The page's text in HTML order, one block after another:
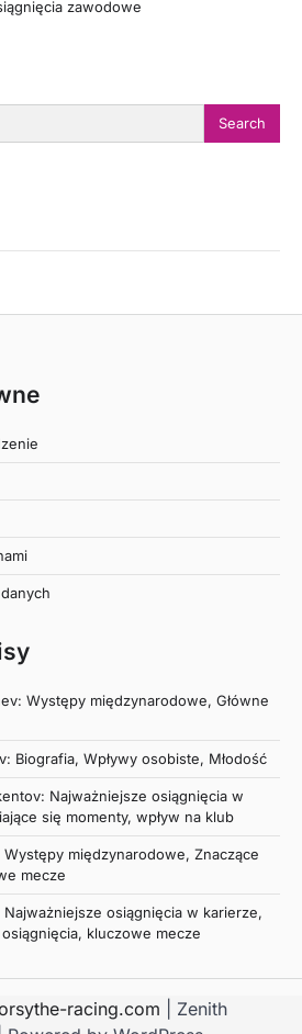
zawodowe
Występy międzynarodowe, Główne
Biografia, Wpływy osobiste, Młodość
Najważniejsze osiągnięcia w
się momenty, wpływ na klub
Występy międzynarodowe, Znaczące
mecze
Najważniejsze osiągnięcia w karierze,
kluczowe mecze
racing.com | Zenith